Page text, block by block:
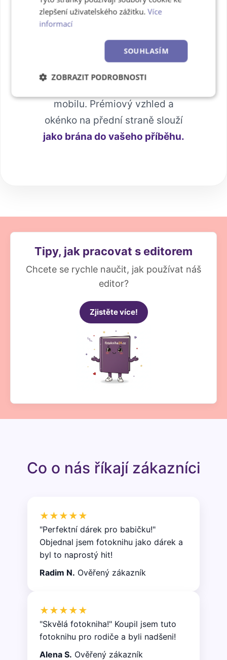
Přírodní barva
desek s výřezem na
fotku
mobilu. Prémiový vzhled a
okénko na přední straně slouží
jako brána do vašeho příběhu.
Tipy, jak pracovat s editorem
Chcete se rychle naučit, jak používat náš
editor?
Zjistěte více!
Co o nás říkají zákazníci
★★★★★
"Perfektní dárek pro babičku!"
Objednal jsem fotoknihu jako dárek a
byl to naprostý hit!
Radim N. Ověřený zákazník
★★★★★
"Skvělá fotokniha!" Koupil jsem tuto
fotoknihu pro rodiče a byli nadšeni!
Alena S. Ověřený zákazník
zlepšení uživatelského zážitku.Více
informací
SOUHLASÍM
ZOBRAZIT PODROBNOSTI
Nezbytně
nutné
soubory
Výkonové
soubory
Soubory
cílení